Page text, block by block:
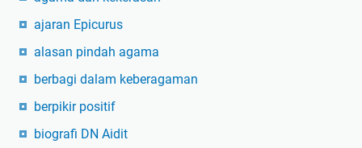
ajaran Epicurus
alasan pindah agama
berbagi dalam keberagaman
berpikir positif
biografi DN Aidit